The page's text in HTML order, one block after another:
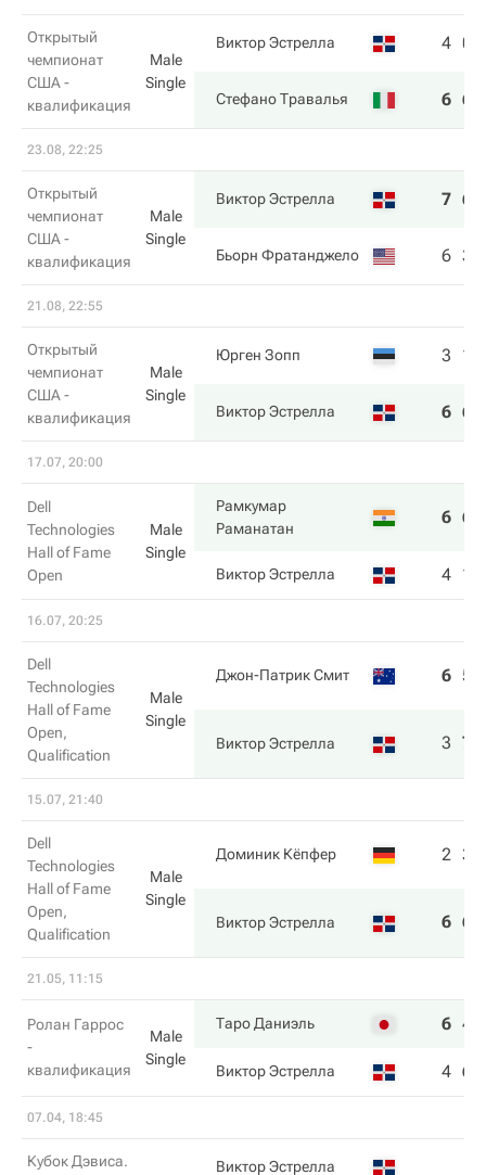
Открытый
чемпионат
США -
квалификация
Male
Single
Виктор Эстрелла 4 0
Стефано Травалья 6 6
23.08, 22:25
Открытый
чемпионат
США -
квалификация
Male
Single
Виктор Эстрелла 7 6
Бьорн Фратанджело 6 3
21.08, 22:55
Открытый
чемпионат
США -
квалификация
Male
Single
Юрген Зопп 3 1
Виктор Эстрелла 6 6
17.07, 20:00
Dell
Technologies
Hall of Fame
Open
Male
Single
Рамкумар
Раманатан
6 6
Виктор Эстрелла 4 1
16.07, 20:25
Dell
Technologies
Hall of Fame
Open,
Qualification
Male
Single
Джон-Патрик Смит 6 5
Виктор Эстрелла 3 7
15.07, 21:40
Dell
Technologies
Hall of Fame
Open,
Qualification
Male
Single
Доминик Кёпфер 2 3
Виктор Эстрелла 6 6
21.05, 11:15
Ролан Гаррос
-
квалификация
Male
Single
Таро Даниэль 6 4
Виктор Эстрелла 4 6
07.04, 18:45
Кубок Дэвиса. Виктор Эстрелла